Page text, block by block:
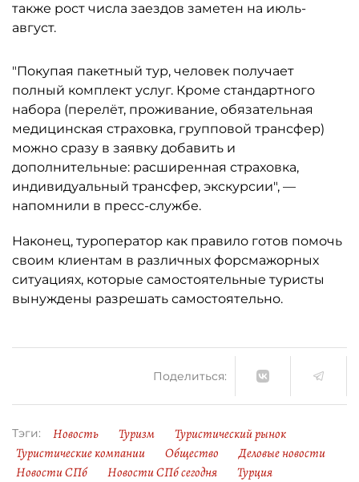
также рост числа заездов заметен на июль-
август.
"Покупая пакетный тур, человек получает
полный комплект услуг. Кроме стандартного
набора (перелёт, проживание, обязательная
медицинская страховка, групповой трансфер)
можно сразу в заявку добавить и
дополнительные: расширенная страховка,
индивидуальный трансфер, экскурсии", —
напомнили в пресс-службе.
Наконец, туроператор как правило готов помочь
своим клиентам в различных форсмажорных
ситуациях, которые самостоятельные туристы
вынуждены разрешать самостоятельно.
Поделиться:
Тэги: Новость Туризм
Туристический рынок
Туристические компании
Общество
Деловые новости
Новости СПб
Новости СПб сегодня
Турция